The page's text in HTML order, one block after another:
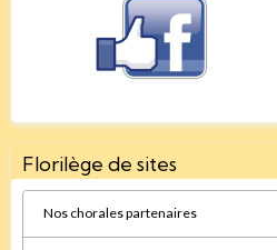
Florilège de sites
Nos chorales partenaires